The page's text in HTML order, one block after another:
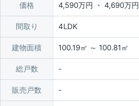
価格 4,590万円 ・ 4,690万円
間取り 4LDK
建物面積 100.19㎡ ～ 100.81㎡
総戸数
販売戸数